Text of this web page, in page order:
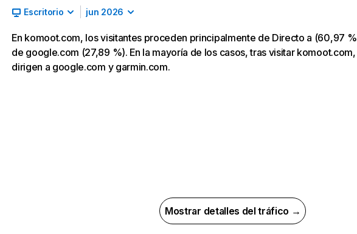
Escritorio jun 2026
En komoot.com, los visitantes proceden principalmente de Directo a (60,97
de google.com (27,89 %). En la mayoría de los casos, tras visitar
dirigen a google.com y garmin.com.
Mostrar detalles del tráfico →